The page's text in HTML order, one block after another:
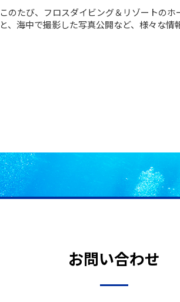
このたび、フロスダイビング＆リゾートの
と、海中で撮影した写真公開など、様々な情
お問い合わせ